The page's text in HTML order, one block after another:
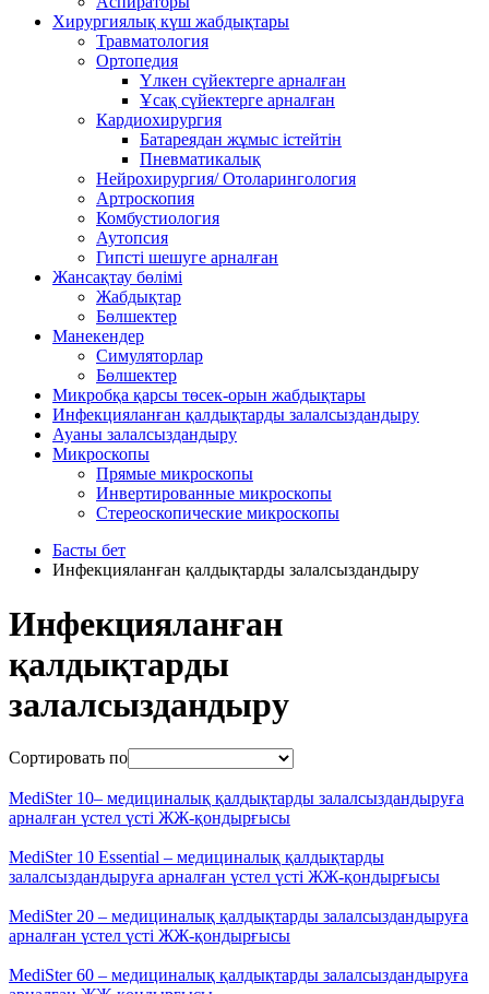
Хирургиялық күш жабдықтары
Травматология
Ортопедия
Үлкен сүйектерге арналған
Ұсақ сүйектерге арналған
Кардиохирургия
Батареядан жұмыс істейтін
Пневматикалық
Нейрохирургия/ Отоларингология
Артроскопия
Комбустиология
Аутопсия
Гипсті шешуге арналған
Жансақтау бөлімі
Жабдықтар
Бөлшектер
Манекендер
Симуляторлар
Бөлшектер
Микробқа қарсы төсек-орын жабдықтары
Инфекцияланған қалдықтарды залалсыздандыру
Ауаны залалсыздандыру
Микроскопы
Прямые микроскопы
Инвертированные микроскопы
Стереоскопические микроскопы
Басты бет
Инфекцияланған қалдықтарды залалсыздандыру
Инфекцияланған
қалдықтарды
залалсыздандыру
Сортировать по
MediSter 10– медициналық қалдықтарды залалсыздандыруға
арналған үстел үсті ЖЖ-қондырғысы
MediSter 10 Essential – медициналық қалдықтарды
залалсыздандыруға арналған үстел үсті ЖЖ-қондырғысы
MediSter 20 – медициналық қалдықтарды залалсыздандыруға
арналған үстел үсті ЖЖ-қондырғысы
MediSter 60 – медициналық қалдықтарды залалсыздандыруға